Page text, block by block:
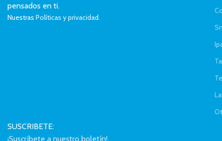
pensados en ti.
Nuestras Políticas y privacidad.
SUSCRIBETE:
¡Suscríbete a nuestro boletín!